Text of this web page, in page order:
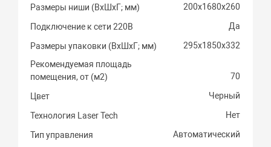
Размеры ниши (ВхШхГ; мм) 200х1680х260
Подключение к сети 220В Да
Размеры упаковки (ВхШхГ; мм)
295х1850х332
Рекомендуемая площадь
помещения, от (м2)
70
Цвет Черный
Технология Laser Tech Нет
Тип управления Автоматический